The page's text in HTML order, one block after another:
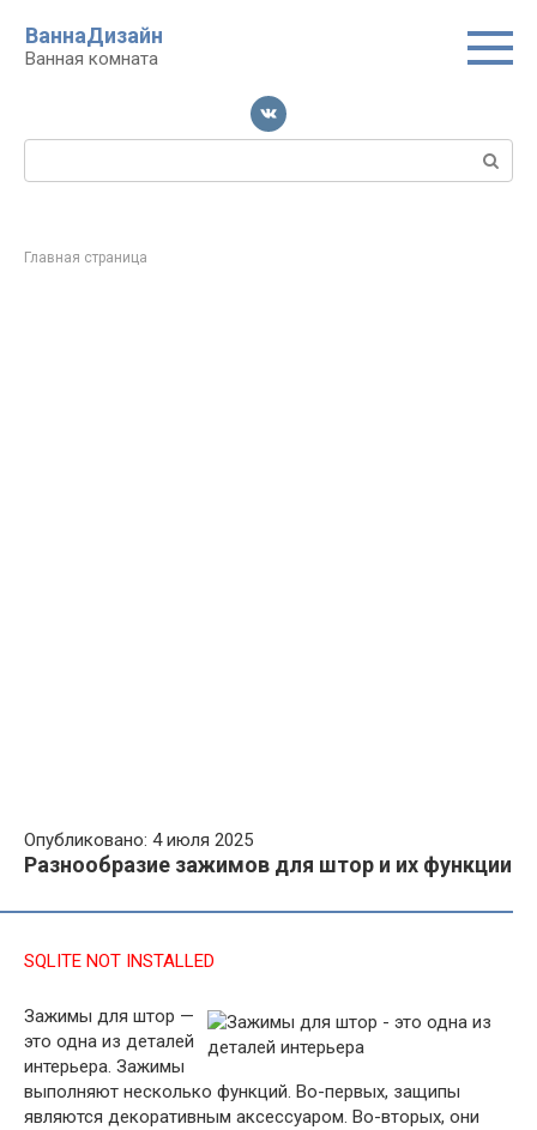
контенту
ВаннаДизайн
Ванная комната
Поиск:
Главная страница
Опубликовано: 4 июля 2025
Разнообразие зажимов для штор и их функции
SQLITE NOT INSTALLED
Зажимы для штор —
это одна из деталей
интерьера. Зажимы
выполняют несколько функций. Во-первых, защипы
являются декоративным аксессуаром. Во-вторых, они